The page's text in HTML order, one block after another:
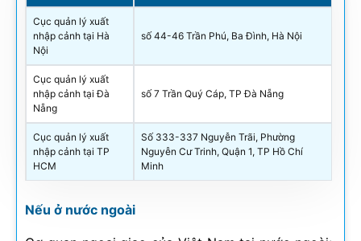
Cục quản lý xuất
nhập cảnh tại Hà
Nội
số 44-46 Trần Phú, Ba Đình, Hà Nội
Cục quản lý xuất
nhập cảnh tại Đà
Nẵng
số 7 Trần Quý Cáp, TP Đà Nẵng
Cục quản lý xuất
nhập cảnh tại TP
HCM
Số 333-337 Nguyễn Trãi, Phường
Nguyễn Cư Trinh, Quận 1, TP Hồ Chí
Minh
Nếu ở nước ngoài